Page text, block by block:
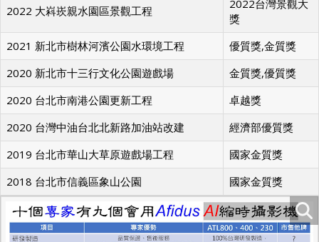
2022台灣景觀大
獎
2021 新北市樹林河濱公園水環境工程
優質獎,金質獎
2020 新北市十三行文化公園遊戲場
金質獎,優質獎
2020 台北市南港公園更新工程
卓越獎
2020 台灣中油台北北新路加油站改建
經濟部優質獎
2019 台北市華山大草原遊戲場工程
國家金質獎
2018 台北市信義區象山公園
國家金質獎